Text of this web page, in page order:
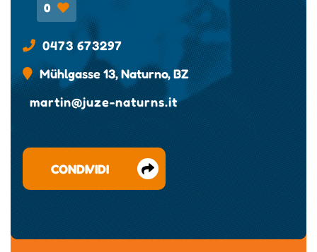
0
0473 673297
Mühlgasse 13, Naturno, BZ
martin@juze-naturns.it
CONDIVIDI